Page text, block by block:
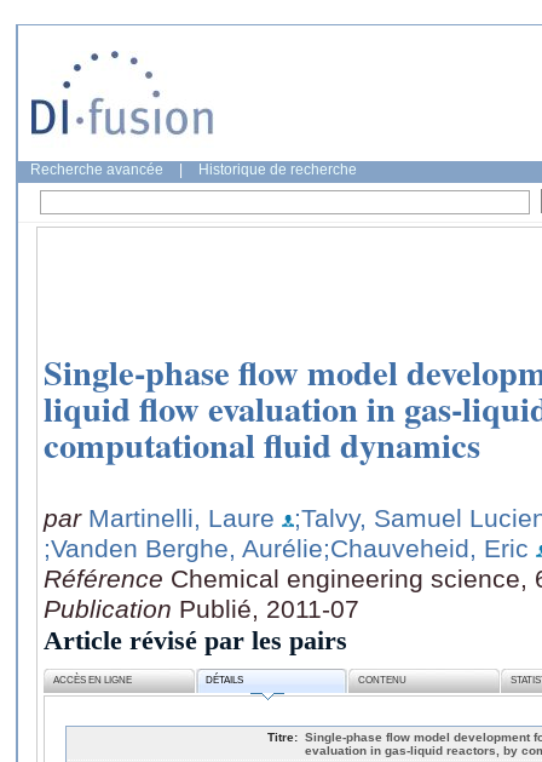
Recherche avancée Historique de recherche
Single-phase flow model
liquid flow evaluation in gas-
computational fluid dynamics
par Martinelli, Laure
;Talvy, Samuel
;Vanden Berghe, Aurélie;Chauveheid, Eric
Référence Chemical engineering science,
Publication Publié, 2011-07
Article révisé par les pairs
ACCÈS EN LIGNE DÉTAILS CONTENU
Titre: Single-phase flow model development
evaluation in gas-liquid reactors, by